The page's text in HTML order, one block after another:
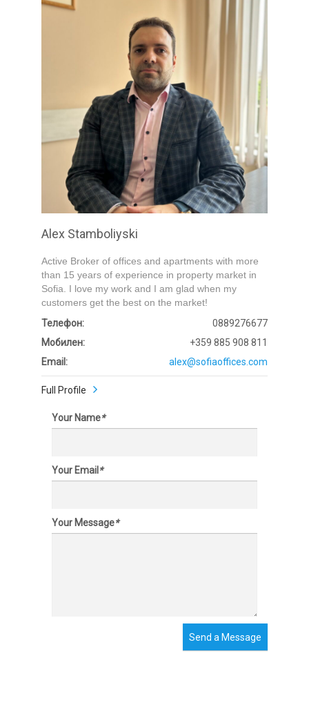
Your Email
Submit
Alex Stamboliyski
Active Broker of offices and apartments with more
than 15 years of experience in property market in
Sofia. I love my work and I am glad when my
customers get the best on the market!
Телефон:
0889276677
Мобилен:
+359 885 908 811
Email:
alex@sofiaoffices.com
Full Profile
Your Name*
Your Email *
Your Message*
Send a Message